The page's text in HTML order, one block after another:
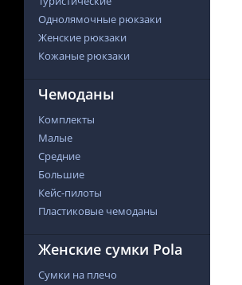
Однолямочные рюкзаки
Женские рюкзаки
Кожаные рюкзаки
Чемоданы
Комплекты
Малые
Средние
Большие
Кейс-пилоты
Пластиковые чемоданы
Женские сумки Pola
Сумки на плечо